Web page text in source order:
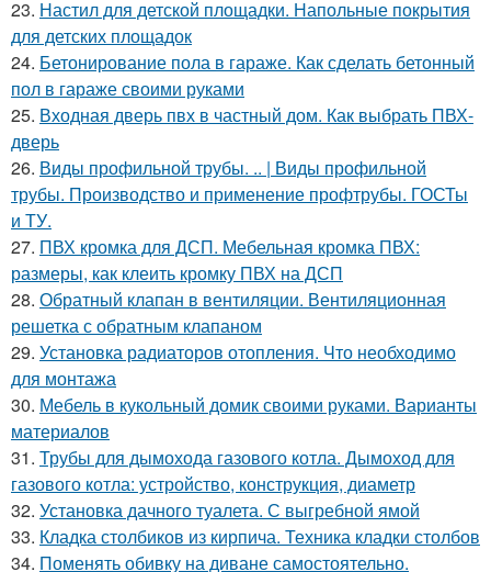
23. Настил для детской площадки. Напольные покрытия
для детских площадок
24. Бетонирование пола в гараже. Как сделать бетонный
пол в гараже своими руками
25. Входная дверь пвх в частный дом. Как выбрать ПВХ-
дверь
26. Виды профильной трубы. .. | Виды профильной
трубы. Производство и применение профтрубы. ГОСТы
и ТУ.
27. ПВХ кромка для ДСП. Мебельная кромка ПВХ:
размеры, как клеить кромку ПВХ на ДСП
28. Обратный клапан в вентиляции. Вентиляционная
решетка с обратным клапаном
29. Установка радиаторов отопления. Что необходимо
для монтажа
30. Мебель в кукольный домик своими руками. Варианты
материалов
31. Трубы для дымохода газового котла. Дымоход для
газового котла: устройство, конструкция, диаметр
32. Установка дачного туалета. С выгребной ямой
33. Кладка столбиков из кирпича. Техника кладки столбов
34. Поменять обивку на диване самостоятельно.